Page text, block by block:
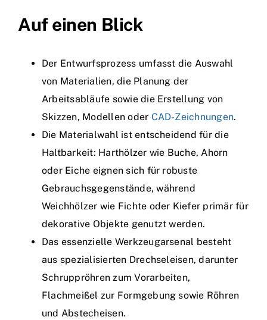
Auf einen Blick
Der Entwurfsprozess umfasst die Auswahl
von Materialien, die Planung der
Arbeitsabläufe sowie die Erstellung von
Skizzen, Modellen oder CAD-Zeichnungen.
Die Materialwahl ist entscheidend für die
Haltbarkeit: Harthölzer wie Buche, Ahorn
oder Eiche eignen sich für robuste
Gebrauchsgegenstände, während
Weichhölzer wie Fichte oder Kiefer primär für
dekorative Objekte genutzt werden.
Das essenzielle Werkzeugarsenal besteht
aus spezialisierten Drechseleisen, darunter
Schruppröhren zum Vorarbeiten,
Flachmeißel zur Formgebung sowie Röhren
und Abstecheisen.